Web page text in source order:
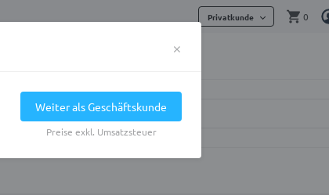
Privatkunde 0
×
Weiter als Geschäftskunde
Preise exkl. Umsatzsteuer